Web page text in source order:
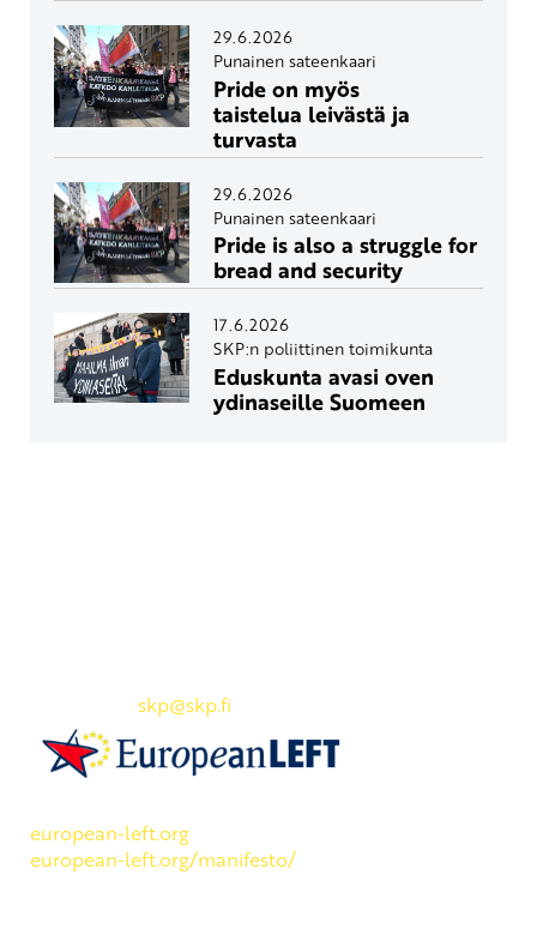
29.6.2026
Punainen sateenkaari
Pride on myös
taistelua leivästä ja
turvasta
29.6.2026
Punainen sateenkaari
Pride is also a struggle for
bread and security
17.6.2026
SKP:n poliittinen toimikunta
Eduskunta avasi oven
ydinaseille Suomeen
skp@skp.fi
european-left.org
european-left.org/manifesto/